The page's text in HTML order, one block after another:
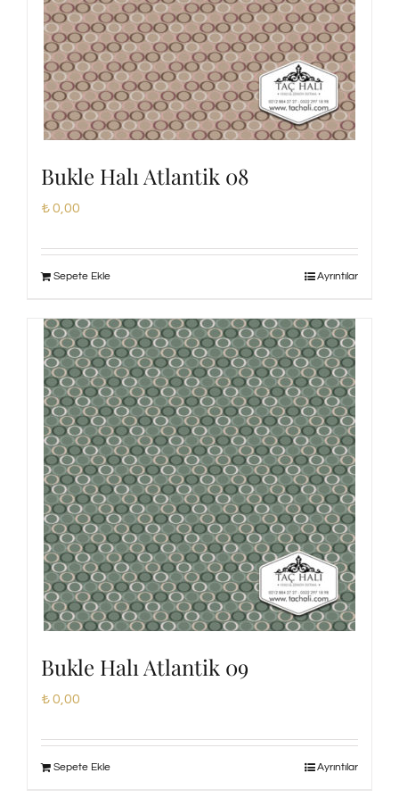
Bukle Halı Atlantik 08
₺0,00
Sepete Ekle Ayrıntılar
Bukle Halı Atlantik 09
₺0,00
Sepete Ekle Ayrıntılar